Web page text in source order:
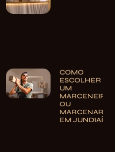
COMO
ESCOLHER
UM
MARCENEIRO
OU
MARCENARIA
EM JUNDIAÍ